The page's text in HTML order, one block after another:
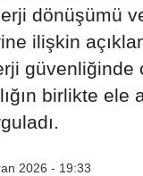
dönüşümü
ilişkin
güvenliğinde
birlikte ele
2026 - 19:33